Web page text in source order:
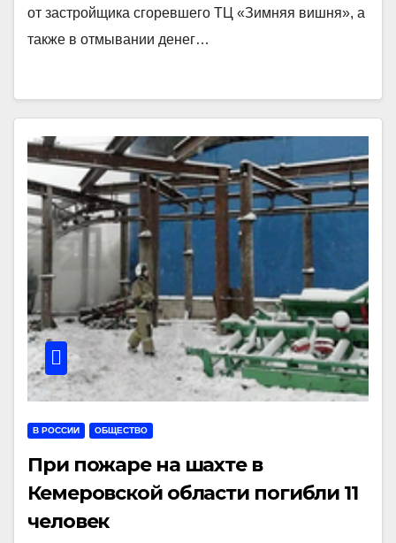
от застройщика сгоревшего ТЦ «Зимняя вишня», а
также в отмывании денег…
В РОССИИ ОБЩЕСТВО
При пожаре на шахте в
Кемеровской области погибли 11
человек